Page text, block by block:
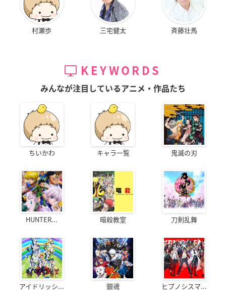
村瀬歩 三宅健太 斉藤壮馬
KEYWORDS
みんなが注目しているアニメ・作品たち
ちいかわ キャラ一覧 鬼滅の刃
HUNTER... 暗殺教室 刀剣乱舞
アイドリッシ... 銀魂 ヒプノシスマ...